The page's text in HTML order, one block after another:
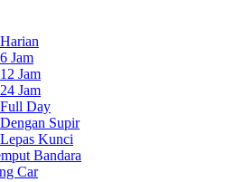
Jam
Jam
Jam
Day
Supir
Kunci
Bandara
Car